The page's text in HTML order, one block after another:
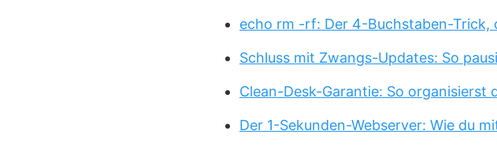
echo rm -rf: Der 4-Buchstaben-Trick,
Schluss mit Zwangs-Updates: So
Clean-Desk-Garantie: So organisierst
Der 1-Sekunden-Webserver: Wie du